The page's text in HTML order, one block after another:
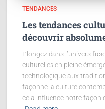
TENDANCES
Les tendances
découvrir
Plongez dans l’univers
culturelles en pleine
technologique aux
façonne la culture
cela influence notre façon